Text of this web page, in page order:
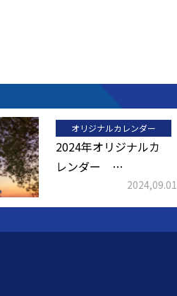
オリジナルカレンダー
2024年オリジナルカ
レンダー …
2024,09.01